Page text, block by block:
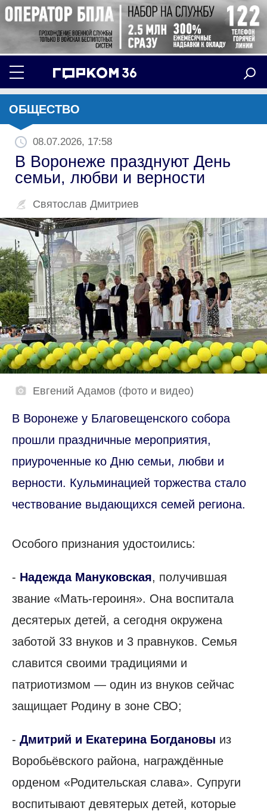
ОБЩЕСТВО
08.07.2026, 17:58
В Воронеже празднуют День
семьи, любви и верности
Святослав Дмитриев
Евгений Адамов (фото и видео)
В Воронеже у Благовещенского собора
прошли праздничные мероприятия,
приуроченные ко Дню семьи, любви и
верности. Кульминацией торжества стало
чествование выдающихся семей региона.
Особого признания удостоились:
- Надежда Мануковская, получившая
звание «Мать-героиня». Она воспитала
десятерых детей, а сегодня окружена
заботой 33 внуков и 3 правнуков. Семья
славится своими традициями и
патриотизмом — один из внуков сейчас
защищает Родину в зоне СВО;
- Дмитрий и Екатерина Богдановы из
Воробьёвского района, награждённые
орденом «Родительская слава». Супруги
воспитывают девятерых детей, которые